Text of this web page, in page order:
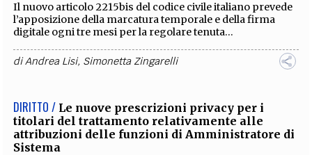
Il nuovo articolo 2215bis del codice civile italiano prevede
l’apposizione della marcatura temporale e della firma
digitale ogni tre mesi per la regolare tenuta...
diAndrea Lisi, Simonetta Zingarelli
DIRITTO / Le nuove prescrizioni privacy per i
titolari del trattamento relativamente alle
attribuzioni delle funzioni di Amministratore di
Sistema